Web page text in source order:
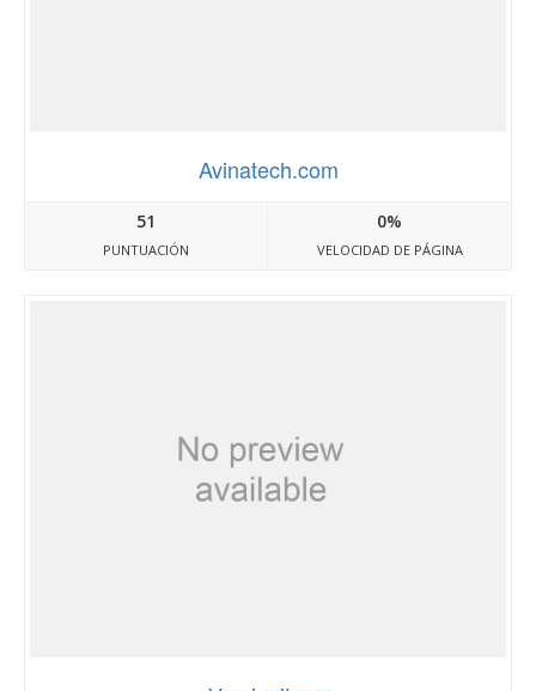
Avinatech.com
51
PUNTUACIÓN
0%
VELOCIDAD DE PÁGINA